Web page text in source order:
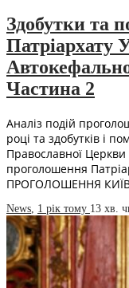
Здобутки та
Патріархату
Частина 2
Аналіз подій
році та здобутків і
Православної
проголошення
ПРОГОЛОШЕННЯ
News 1 рік тому 13 хв.